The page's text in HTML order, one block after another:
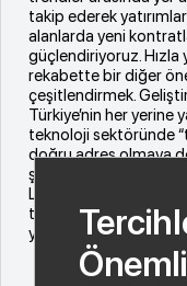
takip ederek
alanlarda yeni
güçlendiriyoruz.
rekabette bir diğer
çeşitlendirmek.
Türkiye’nin her yerine
teknoloji sektöründe
doğru adres olmaya
şirketlerimizden
Liderliğimizi daha da
teknoloji dağıtım
yatırımlarımıza